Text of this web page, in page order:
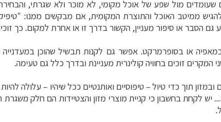
מול שפע של אוכל מקומי, לא מוכר ולא שגרתי,
ממיטב האוכל והתוצרת המקומית, אם מבקשים ממנו:
גם הסבר או סיפור מעניין, הקשור בדרך זו או אחרת למקום. כך
או בסופרמרקט. אפשר גם לקנות תבשיל שהוכן
זוכים בחוויה קולינרית מעניינת ובדרך כלל גם טעימה.
תוך כדי טיול–טיפוסיים ואותנטיים ככל שיהיו – עלולה
... יש לקחת בחשבון כי קניית מוצרי מזון והצטיידות הם חלק
אירופה
לחצו לרשימת היעדים »
הצפונית